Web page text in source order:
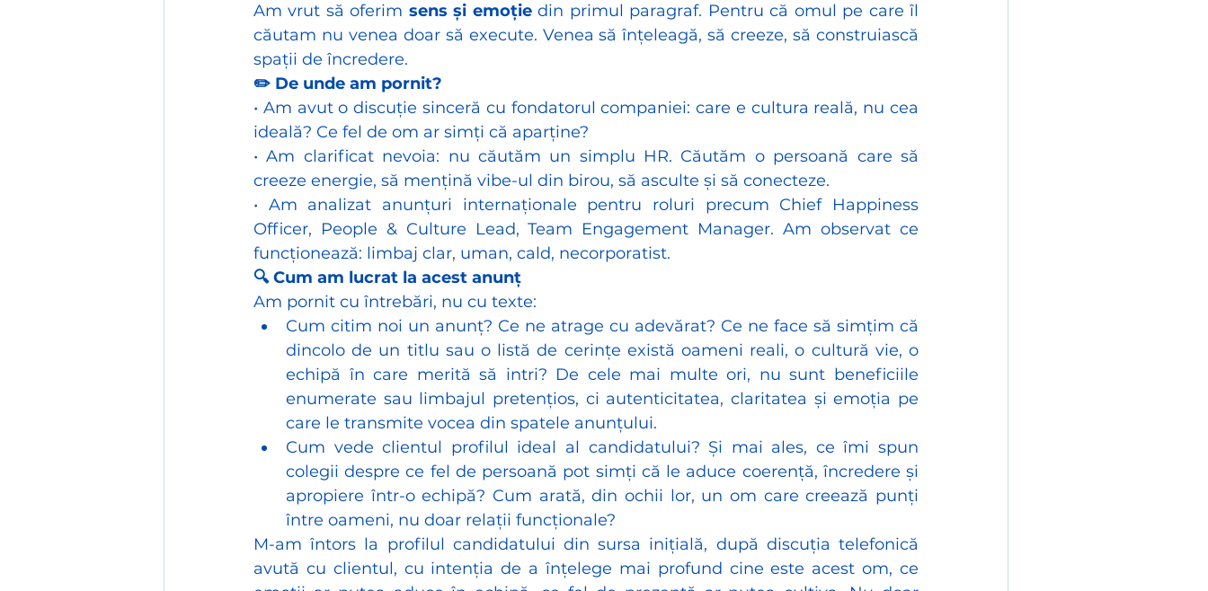
Am vrut să oferim sens și emoție din primul paragraf. Pentru că omul pe care îl
căutam nu venea doar să execute. Venea să înțeleagă, să creeze, să construiască
spații de încredere.
✏️ De unde am pornit?
• Am avut o discuție sinceră cu fondatorul companiei: care e cultura reală, nu cea
ideală? Ce fel de om ar simți că aparține?
• Am clarificat nevoia: nu căutăm un simplu HR. Căutăm o persoană care să
creeze energie, să mențină vibe-ul din birou, să asculte și să conecteze.
• Am analizat anunțuri internaționale pentru roluri precum Chief Happiness
Officer, People & Culture Lead, Team Engagement Manager. Am observat ce
funcționează: limbaj clar, uman, cald, necorporatist.
🔍 Cum am lucrat la acest anunț
Am pornit cu întrebări, nu cu texte:
Cum citim noi un anunț? Ce ne atrage cu adevărat? Ce ne face să simțim că
dincolo de un titlu sau o listă de cerințe există oameni reali, o cultură vie, o
echipă în care merită să intri? De cele mai multe ori, nu sunt beneficiile
enumerate sau limbajul pretențios, ci autenticitatea, claritatea și emoția pe
care le transmite vocea din spatele anunțului.
Cum vede clientul profilul ideal al candidatului? Și mai ales, ce îmi spun
colegii despre ce fel de persoană pot simți că le aduce coerență, încredere și
apropiere într-o echipă? Cum arată, din ochii lor, un om care creează punți
între oameni, nu doar relații funcționale?
M-am întors la profilul candidatului din sursa inițială, după discuția telefonică
avută cu clientul, cu intenția de a înțelege mai profund cine este acest om, ce